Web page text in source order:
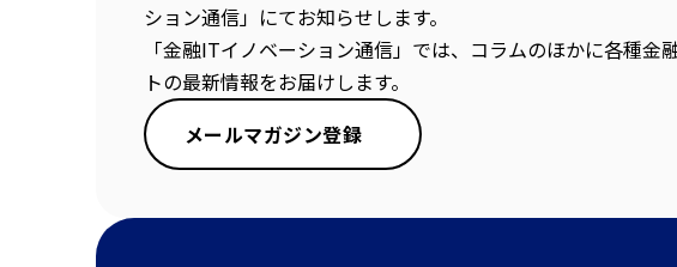
ション通信」にてお知らせします。
「金融ITイノベーション通信」では、コラムのほかに各種金
トの最新情報をお届けします。
メールマガジン登録